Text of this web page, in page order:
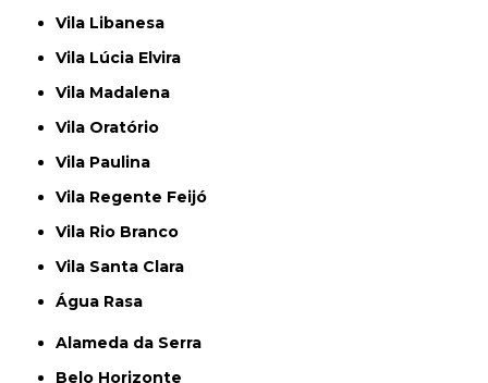
Vila Libanesa
Vila Lúcia Elvira
Vila Madalena
Vila Oratório
Vila Paulina
Vila Regente Feijó
Vila Rio Branco
Vila Santa Clara
Água Rasa
Alameda da Serra
Belo Horizonte